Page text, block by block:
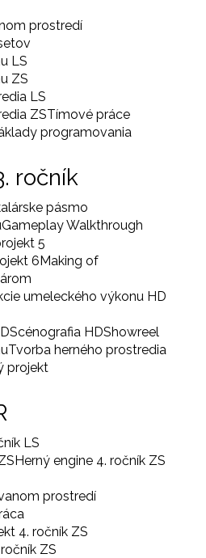
prostredí
LS
ZS
LS
ZSTímové práce
programovania
ročník
pásmo
Gameplay Walkthrough
5
6Making of
umeleckého výkonu HD
Scénografia HDShowreel
Tvorba herného prostredia
projekt
LS
Herný engine 4. ročník ZS
prostredí
4. ročník ZS
ZS